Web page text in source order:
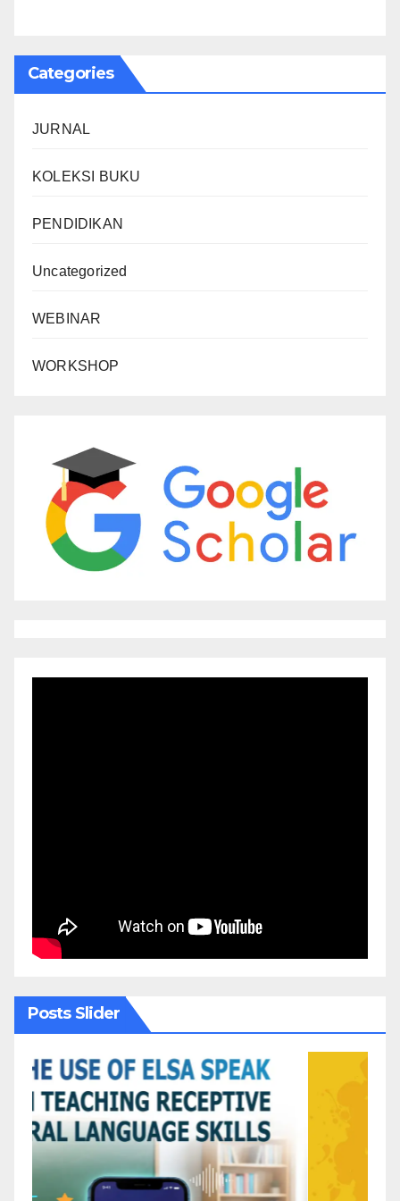
Categories
JURNAL
KOLEKSI BUKU
PENDIDIKAN
Uncategorized
WEBINAR
WORKSHOP
Posts Slider